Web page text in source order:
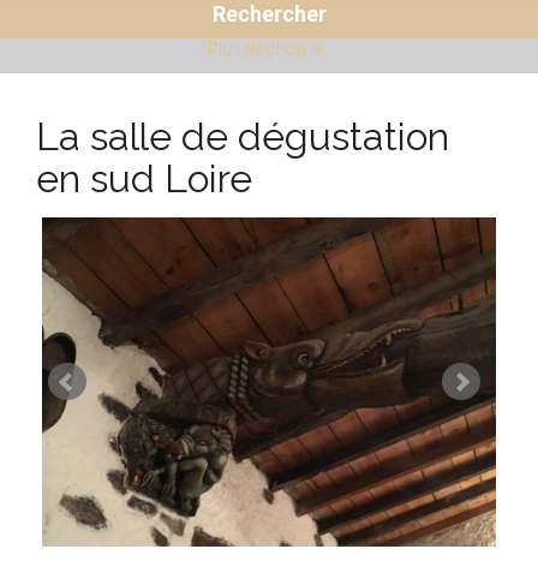
Rechercher
Plus de choix
La salle de dégustation
en sud Loire